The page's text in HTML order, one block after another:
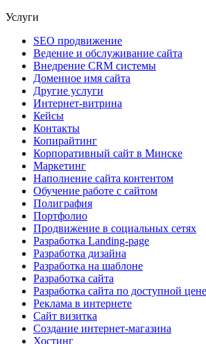
Услуги
SEO продвижение
Ведение и обслуживание сайта
Внедрение CRM системы
Доменное имя сайта
Другие услуги
Интернет-витрина
Кейсы
Контакты
Копирайтинг
Корпоративный сайт в Минске
Маркетинг
Наполнение сайта контентом
Обучение работе с сайтом
Полиграфия
Портфолио
Продвижение в социальных сетях
Разработка Landing-page
Разработка дизайна
Разработка на шаблоне
Разработка сайта
Разработка сайта по доступной цене
Реклама в интернете
Сайт визитка
Создание интернет-магазина
Хостинг